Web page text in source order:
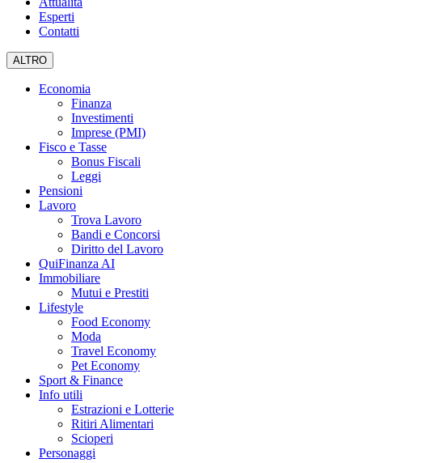
Esperti
Contatti
ALTRO
Economia
Finanza
Investimenti
Imprese (PMI)
Fisco e Tasse
Bonus Fiscali
Leggi
Pensioni
Lavoro
Trova Lavoro
Bandi e Concorsi
Diritto del Lavoro
QuiFinanza AI
Immobiliare
Mutui e Prestiti
Lifestyle
Food Economy
Moda
Travel Economy
Pet Economy
Sport & Finance
Info utili
Estrazioni e Lotterie
Ritiri Alimentari
Scioperi
Personaggi